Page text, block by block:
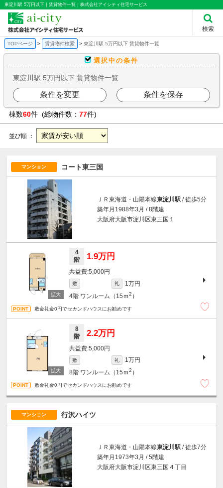
東淀川駅 5万円以下｜賃貸物件一覧｜株式会社アイシティ住宅サービス
検索
TOPページ 賃貸物件検索 東淀川駅 5万円以下 賃貸物件一覧
選択中の条件
東淀川駅 5万円以下 賃貸物件一覧
条件を変更 条件を保存
棟数60件 (総物件数： 77件)
並び順 ：
マンション コート東三国
ＪＲ東海道・山陽本線東淀川駅 / 徒歩5分
築年月1988年3月 / 8階建
大阪府大阪市淀川区東三国１
4
階
1.9万円
5,000円
敷 礼
1万円
4階 ワンルーム（15ｍ2 ）
敷金礼金0円でセカンドハウスにお勧めです
8
階
2.2万円
5,000円
敷 礼
1万円
8階 ワンルーム（15ｍ2 ）
敷金礼金0円でセカンドハウスにお勧めです
マンション 行沢ハイツ
ＪＲ東海道・山陽本線東淀川駅 / 徒歩7分
築年月1973年3月 / 5階建
大阪府大阪市淀川区東三国４丁目